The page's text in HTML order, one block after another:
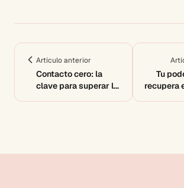
Artículo anterior
Contacto cero: la
clave para superar la
Tu
recupera